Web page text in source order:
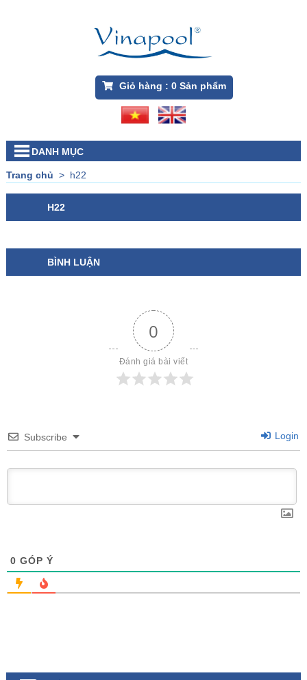
Giỏ hàng : 0Sản phẩm
DANH MỤC
Trang chủ > h22
H22
BÌNH LUẬN
0
Đánh giá bài viết
Subscribe Login
0 GÓP Ý